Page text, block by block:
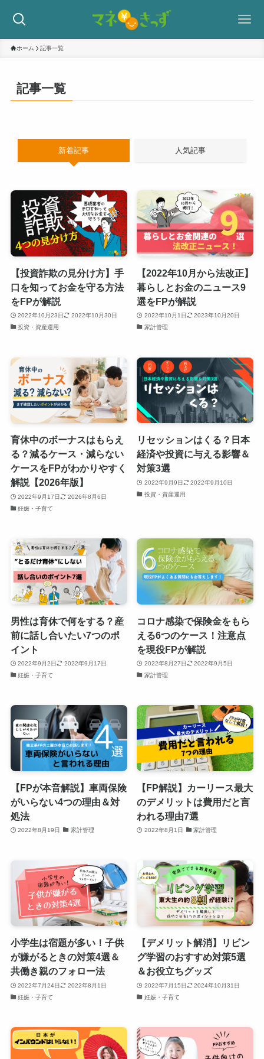
ホーム 記事一覧
記事一覧
新着記事 人気記事
【投資詐欺の見分け方】手
口を知ってお金を守る方法
をFPが解説
2022年10月23日
2022年10月30日
投資・資産運用
【2022年10月から法改正】
暮らしとお金のニュース9
選をFPが解説
2022年10月1日
2023年10月20日
家計管理
育休中のボーナスはもらえ
る？減るケース・減らない
ケースをFPがわかりやすく
解説【2026年版】
2022年9月17日
2026年8月6日
妊娠・子育て
リセッションはくる？日本
経済や投資に与える影響＆
対策3選
2022年9月9日
2022年9月10日
投資・資産運用
男性は育休で何をする？産
前に話し合いたい7つのポ
イント
2022年9月2日
2022年9月17日
妊娠・子育て
コロナ感染で保険金をもら
える6つのケース！注意点
を現役FPが解説
2022年8月27日
2022年9月5日
家計管理
【FPが本音解説】車両保険
がいらない4つの理由＆対
処法
2022年8月19日 家計管理
【FP解説】カーリース最大
のデメリットは費用だと言
われる理由7選
2022年8月1日 家計管理
小学生は宿題が多い！子供
が嫌がるときの対策4選＆
共働き親のフォロー法
2022年7月24日
2022年8月1日
妊娠・子育て
【デメリット解消】リビン
グ学習のおすすめ対策5選
＆お役立ちグッズ
2022年7月15日
2024年10月31日
妊娠・子育て